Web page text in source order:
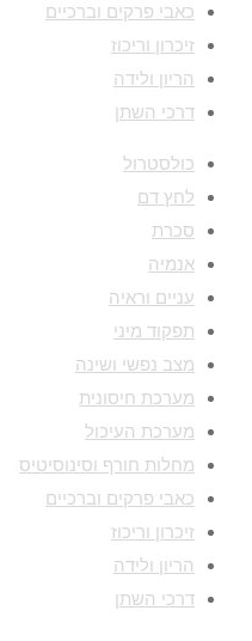
כאבי פרקים וברכיים
זיכרון וריכוז
הריון ולידה
דרכי השתן
כולסטרול
לחץ דם
סכרת
אנמיה
עניים וראיה
תפקוד מיני
מצב נפשי ושינה
מערכת חיסונית
מערכת העיכול
מחלות חורף וסינוסיטיס
כאבי פרקים וברכיים
זיכרון וריכוז
הריון ולידה
דרכי השתן